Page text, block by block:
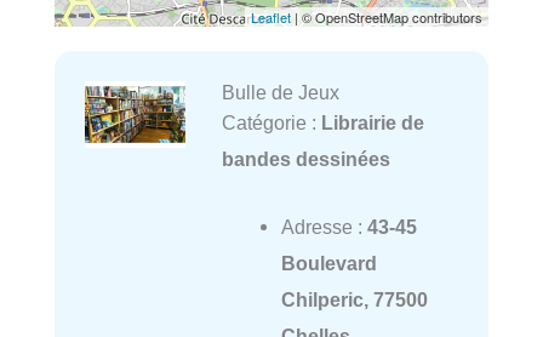
Leaflet | © OpenStreetMap contributors
Bulle de Jeux
Catégorie : Librairie de
bandes dessinées
Adresse : 43-45
Boulevard
Chilperic, 77500